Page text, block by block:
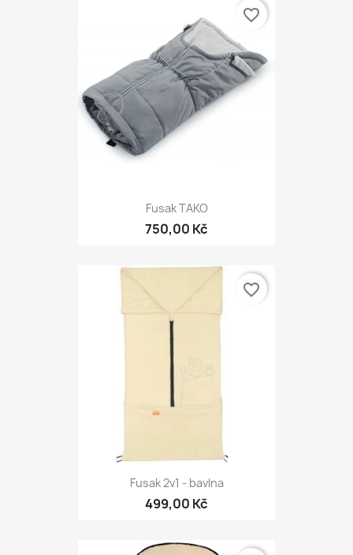
Fusak TAKO
750,00 Kč
favorite_border
Fusak 2v1 - bavlna
499,00 Kč
favorite_border